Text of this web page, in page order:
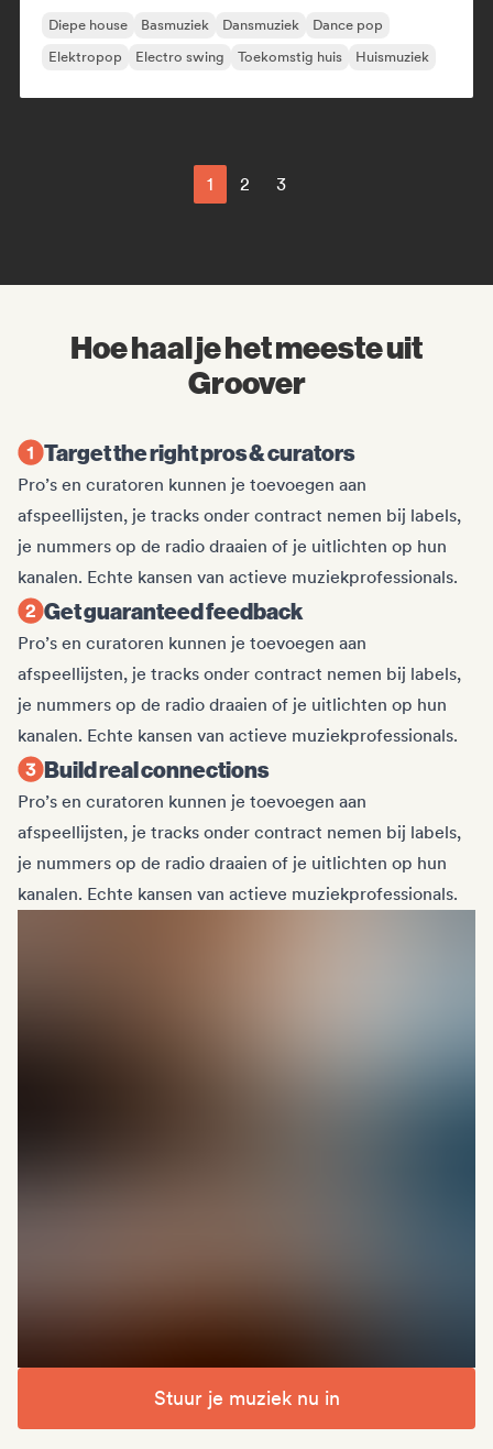
Diepe house Basmuziek Dansmuziek
Dance pop
Elektropop
Electro swing Toekomstig huis Huismuziek
1 2 3
Hoe haal je het meeste uit
Groover
Target the right pros & curators
Pro’s en curatoren kunnen je toevoegen aan
afspeellijsten, je tracks onder contract nemen bij labels,
je nummers op de radio draaien of je uitlichten op hun
kanalen. Echte kansen van actieve muziekprofessionals.
Get guaranteed feedback
Pro’s en curatoren kunnen je toevoegen aan
afspeellijsten, je tracks onder contract nemen bij labels,
je nummers op de radio draaien of je uitlichten op hun
kanalen. Echte kansen van actieve muziekprofessionals.
Build real connections
Pro’s en curatoren kunnen je toevoegen aan
afspeellijsten, je tracks onder contract nemen bij labels,
je nummers op de radio draaien of je uitlichten op hun
kanalen. Echte kansen van actieve muziekprofessionals.
Stuur je muziek nu in